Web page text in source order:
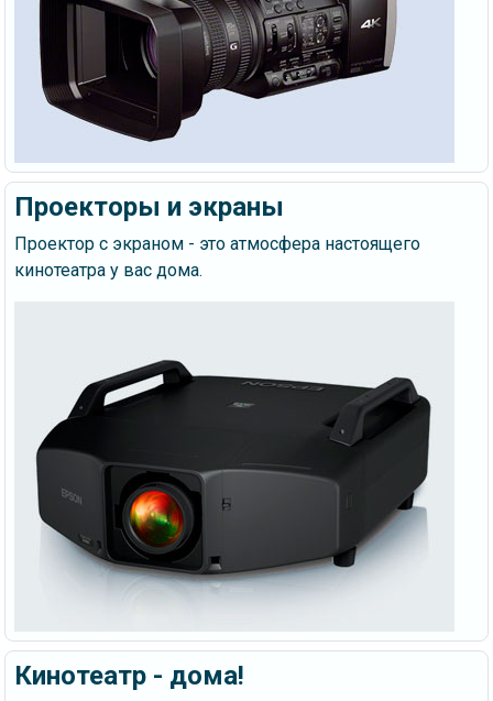
Проекторы и экраны
Проектор с экраном - это атмосфера настоящего
кинотеатра у вас дома.
Кинотеатр - дома!